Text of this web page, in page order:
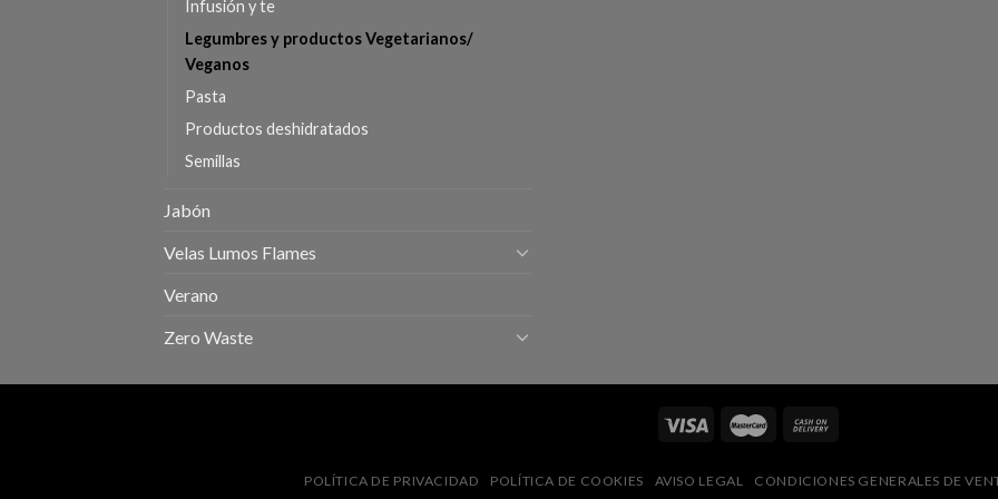
Infusión y te
Legumbres y productos Vegetarianos/
Veganos
Pasta
Productos deshidratados
Semillas
Jabón
Velas Lumos Flames
Verano
Zero Waste
POLÍTICA DE PRIVACIDAD POLÍTICA DE COOKIES AVISO LEGAL CONDICIONES GENERALES DE